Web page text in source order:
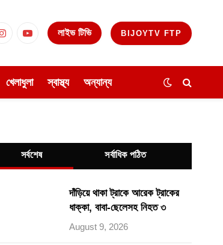
InstagramYouTube
লাইভ টিভি BIJOYTV FTP
খেলাধুলা স্বাস্থ্য অন্যান্য
সর্বশেষ সর্বাধিক পঠিত
দাঁড়িয়ে থাকা ট্রাকে আরেক ট্রাকের
ধাক্কা, বাবা-ছেলেসহ নিহত ৩
August 9, 2026